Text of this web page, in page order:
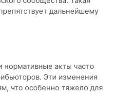
дальнейшему
нормативные акты часто
Эти изменения
что особенно тяжело для